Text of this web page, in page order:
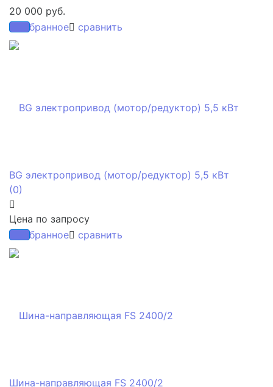
избранное сравнить
20 000 руб.
избранное сравнить
BG электропривод (мотор/редуктор) 5,5 кВт
(0)
Цена по запросу
Шина-направляющая FS 2400/2